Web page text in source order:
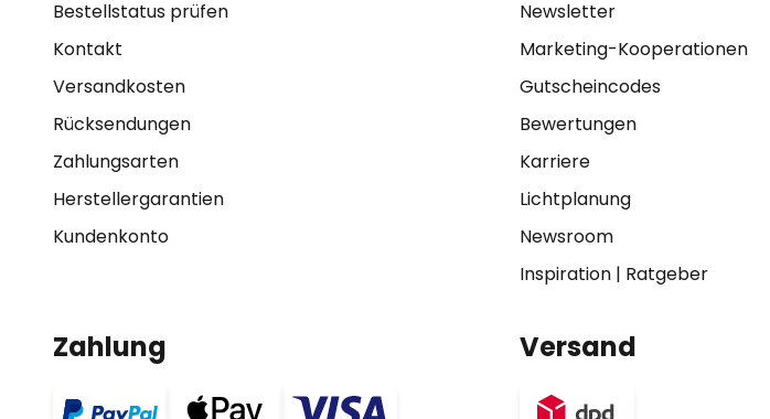
Bestellstatus prüfen
Kontakt
Versandkosten
Rücksendungen
Zahlungsarten
Herstellergarantien
Kundenkonto
Newsletter
Marketing-Kooperationen
Gutscheincodes
Bewertungen
Karriere
Lichtplanung
Newsroom
Inspiration| Ratgeber
Zahlung Versand